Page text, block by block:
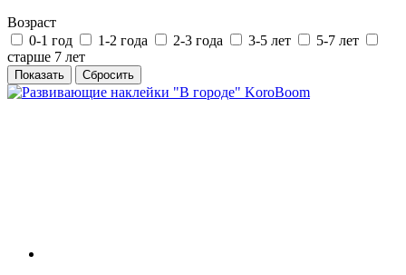
Возраст
0-1 год
1-2 года 2-3 года 3-5 лет
5-7 лет
старше 7 лет